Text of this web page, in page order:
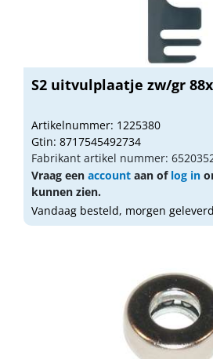
S2 uitvulplaatje zw/gr
Artikelnummer: 1225380
Gtin: 8717545492734
Fabrikant artikel nummer:
Vraag een account aan of log in
kunnen zien.
Vandaag besteld, morgen geleverd